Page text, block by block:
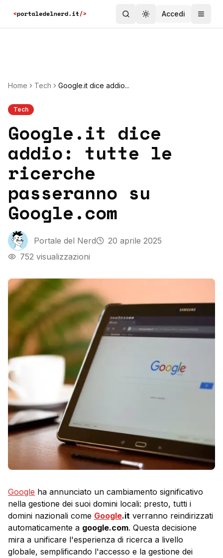
Toggle theme
Accedi
Home Tech Google.it dice addio...
Tech
Google.it dice
addio: tutte le
ricerche
passeranno su
Google.com
Portale del Nerd
20 aprile 2025
752 visualizzazioni
Screenshot simbolico per Google search
Google ha annunciato un cambiamento significativo
nella gestione dei suoi domini locali: presto, tutti i
domini nazionali come Google.it verranno reindirizzati
automaticamente a google.com. Questa decisione
mira a unificare l'esperienza di ricerca a livello
globale, semplificando l'accesso e la gestione dei